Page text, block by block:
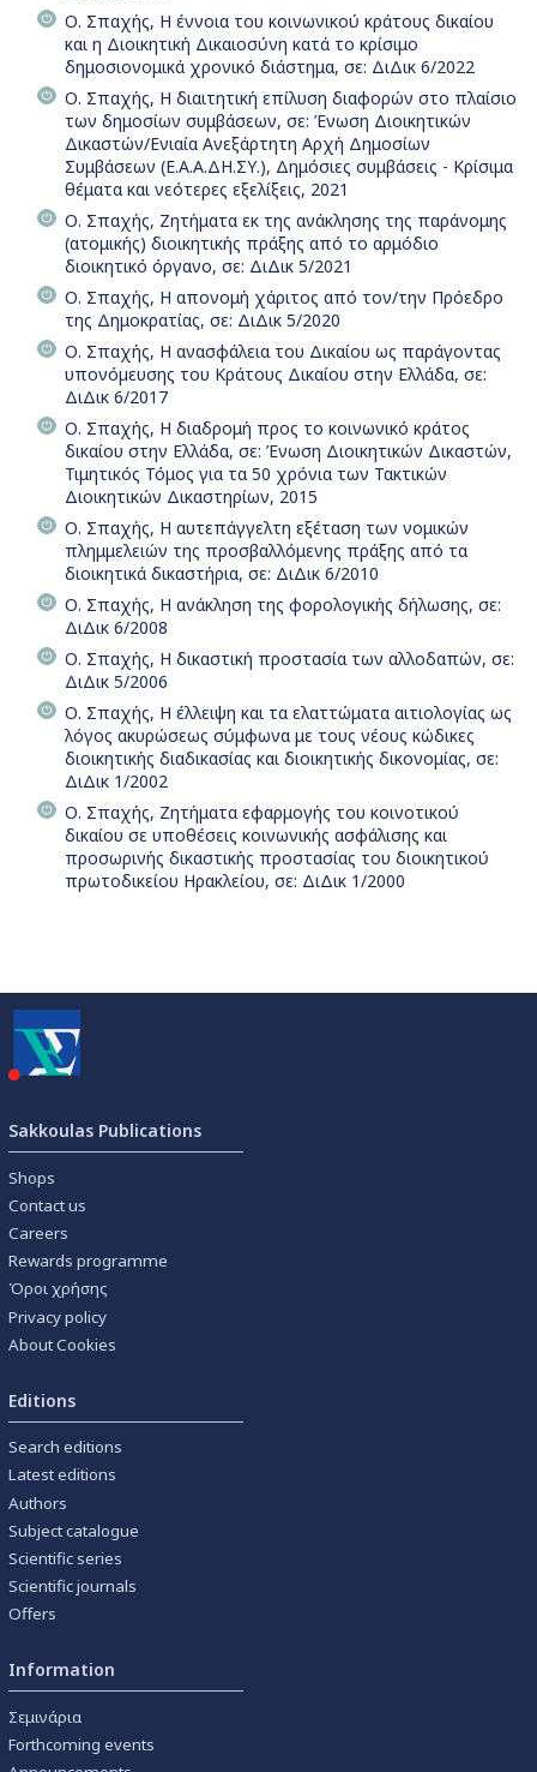
Ο. Σπαχής, Η έννοια του κοινωνικού κράτους δικαίου
και η Διοικητική Δικαιοσύνη κατά το κρίσιμο
δημοσιονομικά χρονικό διάστημα, σε: ΔιΔικ 6/2022
Ο. Σπαχής, Η διαιτητική επίλυση διαφορών στο πλαίσιο
των δημοσίων συμβάσεων, σε: Ένωση Διοικητικών
Δικαστών/Ενιαία Ανεξάρτητη Αρχή Δημοσίων
Συμβάσεων (Ε.Α.Α.ΔΗ.ΣΥ.), Δημόσιες συμβάσεις - Κρίσιμα
θέματα και νεότερες εξελίξεις, 2021
Ο. Σπαχής, Ζητήματα εκ της ανάκλησης της παράνομης
(ατομικής) διοικητικής πράξης από το αρμόδιο
διοικητικό όργανο, σε: ΔιΔικ 5/2021
Ο. Σπαχής, Η απονομή χάριτος από τον/την Πρόεδρο
της Δημοκρατίας, σε: ΔιΔικ 5/2020
Ο. Σπαχής, Η ανασφάλεια του Δικαίου ως παράγοντας
υπονόµευσης του Κράτους Δικαίου στην Ελλάδα, σε:
ΔιΔικ 6/2017
Ο. Σπαχής, Η διαδρομή προς το κοινωνικό κράτος
δικαίου στην Ελλάδα, σε: Ένωση Διοικητικών Δικαστών,
Τιμητικός Τόμος για τα 50 χρόνια των Τακτικών
Διοικητικών Δικαστηρίων, 2015
Ο. Σπαχής, Η αυτεπάγγελτη εξέταση των νομικών
πλημμελειών της προσβαλλόμενης πράξης από τα
διοικητικά δικαστήρια, σε: ΔιΔικ 6/2010
Ο. Σπαχής, Η ανάκληση της φορολογικής δήλωσης, σε:
ΔιΔικ 6/2008
Ο. Σπαχής, Η δικαστική προστασία των αλλοδαπών, σε:
ΔιΔικ 5/2006
Ο. Σπαχής, Η έλλειψη και τα ελαττώματα αιτιολογίας ως
λόγος ακυρώσεως σύμφωνα με τους νέους κώδικες
διοικητικής διαδικασίας και διοικητικής δικονομίας, σε:
ΔιΔικ 1/2002
Ο. Σπαχής, Ζητήματα εφαρμογής του κοινοτικού
δικαίου σε υποθέσεις κοινωνικής ασφάλισης και
προσωρινής δικαστικής προστασίας του διοικητικού
πρωτοδικείου Ηρακλείου, σε: ΔιΔικ 1/2000
Sakkoulas Publications
Shops
Contact us
Careers
Rewards programme
Όροι χρήσης
Privacy policy
About Cookies
Editions
Search editions
Latest editions
Authors
Subject catalogue
Scientific series
Scientific journals
Offers
Information
Σεμινάρια
Forthcoming events